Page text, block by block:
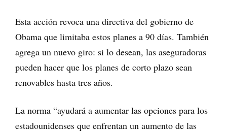
Esta acción revoca una directiva del gobierno de
Obama que limitaba estos planes a 90 días. También
agrega un nuevo giro: si lo desean, las aseguradoras
pueden hacer que los planes de corto plazo sean
renovables hasta tres años.
La norma “ayudará a aumentar las opciones para los
estadounidenses que enfrentan un aumento de las